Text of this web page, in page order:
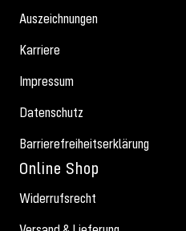
Auszeichnungen
Karriere
Impressum
Datenschutz
Barrierefreiheitserklärung
Online Shop
Widerrufsrecht